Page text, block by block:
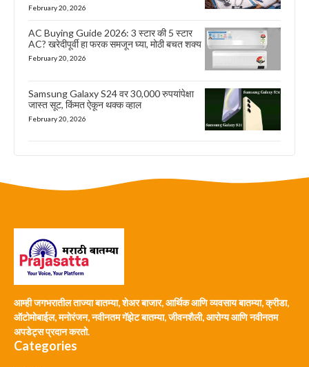
February 20, 2026
AC Buying Guide 2026: 3 स्टार की 5 स्टार
AC? खरेदीपूर्वी हा फरक समजून घ्या, मोठी बचत शक्य
February 20, 2026
Samsung Galaxy S24 वर 30,000 रुपयांपेक्षा
जास्त सूट, किंमत ऐकून थक्क व्हाल
February 20, 2026
आम्ही जगभरातील ताज्या बातम्या, शेअर बाजार, आर्थिक आणि व्यवसाय बातम्या, क्रीडा,
ऑटोमोबाईल, मनोरंजन, नवीनतम गॅझेट बातम्या, जीवनशैली, आरोग्य आणि नवीनतम
अपडेट्स प्रदान करतो.
Categories